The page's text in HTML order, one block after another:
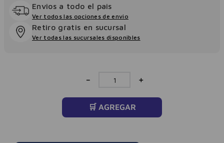
Envios a todo el pais
Ver todos las opciones de envio
Retiro gratis en sucursal
Ver todas las sucursales disponibles
＋
－
🛒 AGREGAR